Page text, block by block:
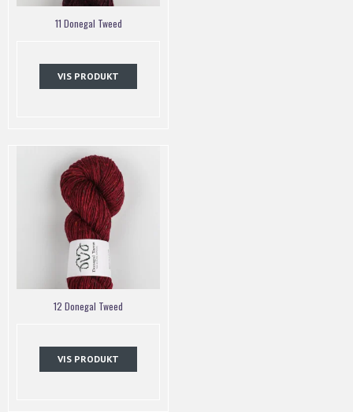
11 Donegal Tweed
VIS PRODUKT
12 Donegal Tweed
VIS PRODUKT